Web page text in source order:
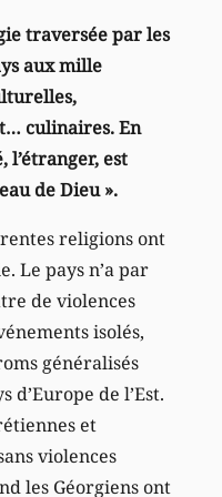
traversée par les
aux mille
culinaires. En
l’étranger, est
de Dieu ».
religions ont
Le pays n’a par
de violences
isolés,
généralisés
d’Europe de l’Est.
et
violences
les Géorgiens ont